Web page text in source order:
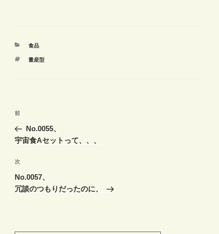
カ
ゴ
食品
タ
量産型
投
ナ
ゲ
ー
シ
前
の
投
前
No.0055、
宇宙食Aセットって、、、
次
の
投
次
No.0057、
冗談のつもりだったのに、